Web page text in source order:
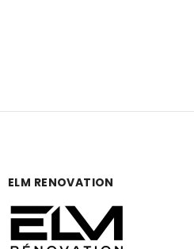
ELM RENOVATION